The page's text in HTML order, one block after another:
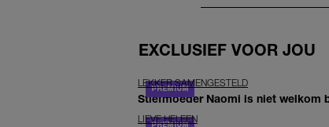
EXCLUSIEF VOOR JOU
LEKKER SAMENGESTELD
Stiefmoeder Naomi is niet welkom
LIEVE HELEEN